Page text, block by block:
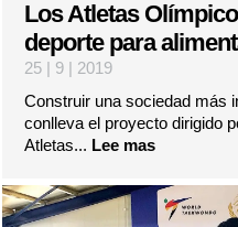
Los Atletas
deporte para
25 | 9 | 2019
Construir una sociedad más
conlleva el proyecto dirigido
Atletas... Lee mas